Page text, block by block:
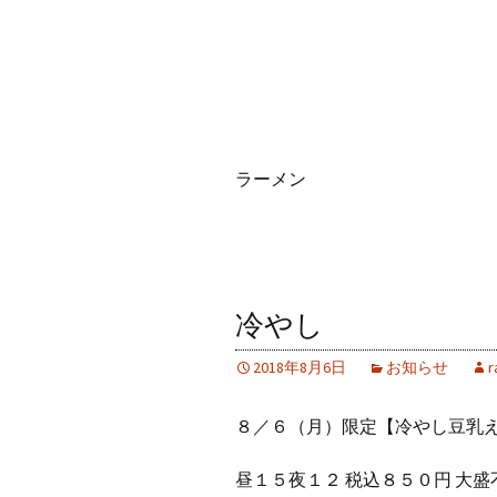
ラーメン
冷やし
2018年8月6日 お知らせ
８／６（月）限定【冷やし豆乳
昼１５夜１２ 税込８５０円 大盛